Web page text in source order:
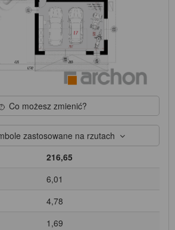
Co możesz zmienić?
zastosowane na rzutach
216,65
6,01
4,78
1,69